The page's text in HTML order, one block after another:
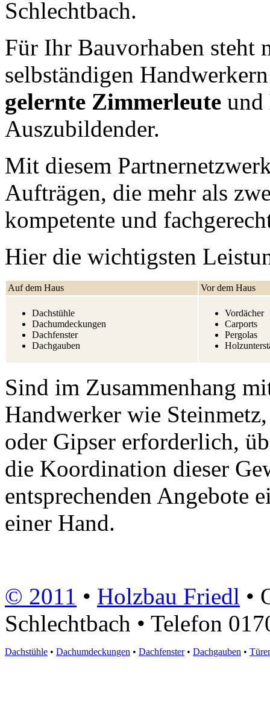
Schlechtbach.
Für Ihr Bauvorhaben steht
selbständigen
gelernte Zimmerleute und
Auszubildender.
Mit diesem
Aufträgen, die mehr als
kompetente und
Hier die wichtigsten
Auf dem Haus Vor dem Haus
Dachstühle
Dachumdeckungen
Dachfenster
Dachgauben
Vordächer
Carports
Pergolas
Sind im Zusammenhang
Handwerker wie
oder Gipser erforderlich,
die Koordination dieser
entsprechenden Angebote
einer Hand.
© 2011 • Holzbau Friedl •
Schlechtbach • Telefon
Dachstühle • Dachumdeckungen • Dachfenster• Dachgauben •